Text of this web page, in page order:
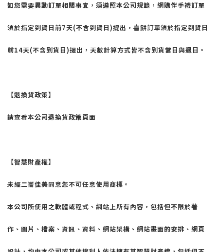
如您需要異動訂單相關事宜，須遵照本公司規範，網購伴手禮訂單
須於指定到貨日前7天(不含到貨日)提出，喜餅訂單須於指定到貨日
前14天(不含到貨日)提出，天數計算方式皆不含到貨當日與週日。
【退換貨政策】
請查看本公司退換貨政策頁面
【智慧財產權】
未經二崙佳美同意您不可任意使用商標。
本公司所使用之軟體或程式、網站上所有內容，包括但不限於著
作、圖片、檔案、資訊、資料、網站架構、網站畫面的安排、網頁